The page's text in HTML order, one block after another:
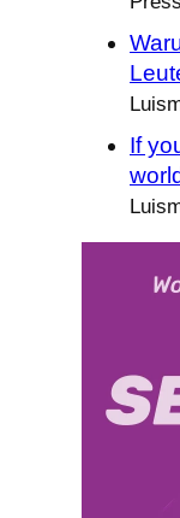
If